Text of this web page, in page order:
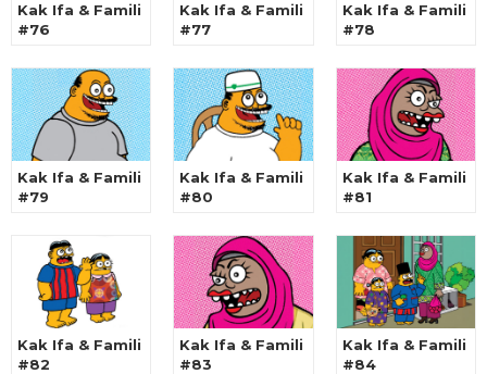
Kak Ifa & Famili
#76
Kak Ifa & Famili
#77
Kak Ifa & Famili
#78
Kak Ifa & Famili
#79
Kak Ifa & Famili
#80
Kak Ifa & Famili
#81
Kak Ifa & Famili
#82
Kak Ifa & Famili
#83
Kak Ifa & Famili
#84